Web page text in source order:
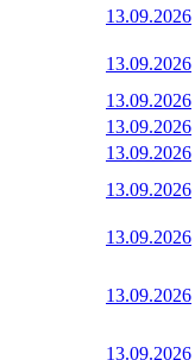
13.09.2026
13.09.2026
13.09.2026
13.09.2026
13.09.2026
13.09.2026
13.09.2026
13.09.2026
13.09.2026